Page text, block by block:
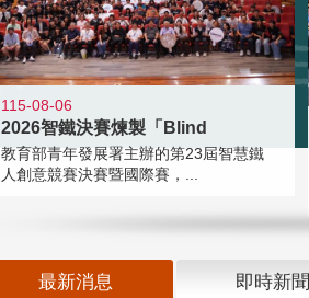
115-08-06
2026智鐵決賽煉製「Blind
教育部青年發展署主辦的第23屆智慧鐵
人創意競賽決賽暨國際賽，...
最新消息 即時新聞